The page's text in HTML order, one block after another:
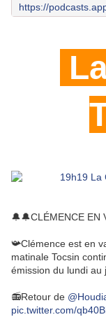
🔔🔔CLÉMENCE EN
📯Clémence est en
matinale Tocsin
émission du lundi au
📻Retour de
pic.twitter.com/